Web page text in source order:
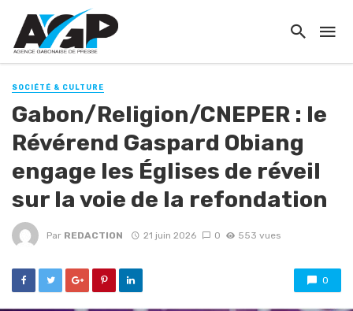
SOCIÉTÉ & CULTURE
Gabon/Religion/CNEPER : le
Révérend Gaspard Obiang
engage les Églises de réveil
sur la voie de la refondation
Par REDACTION 21 juin 2026 0 553 vues
0